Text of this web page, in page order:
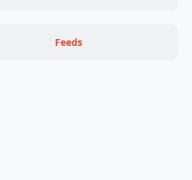
Feeds